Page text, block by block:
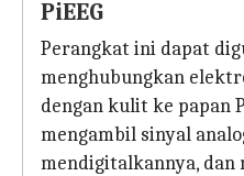
PiEEG
Perangkat ini dapat
menghubungkan
dengan kulit ke papan
mengambil sinyal
mendigitalkannya, dan